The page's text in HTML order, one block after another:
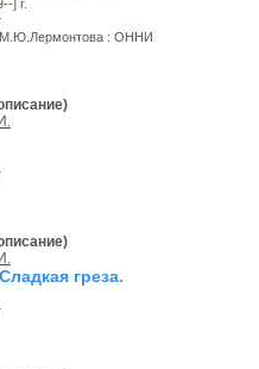
] г.
: ОННИ
греза.